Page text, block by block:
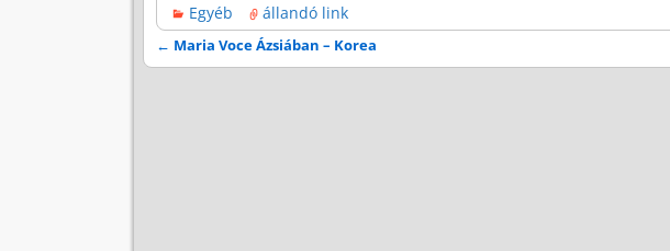
c
e
b
t
t
s
s
e
a
i
l
a
t
s
Egyéb állandó link
Bejegyzés navigáció
← Maria Voce Ázsiában – Korea